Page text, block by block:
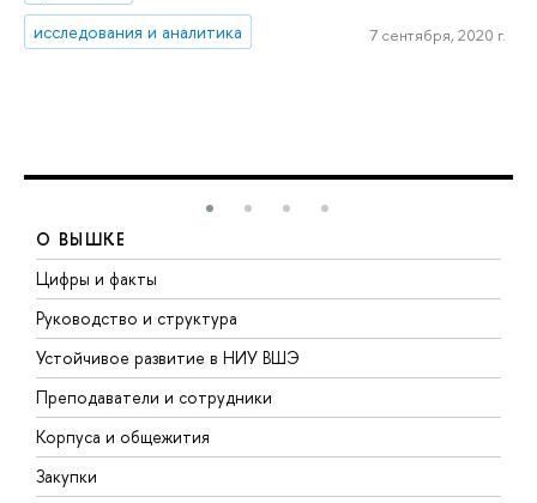
исследования и аналитика
7 сентября, 2020 г.
О ВЫШКЕ
Цифры и факты
Руководство и структура
Устойчивое развитие в НИУ ВШЭ
Преподаватели и сотрудники
Корпуса и общежития
Закупки